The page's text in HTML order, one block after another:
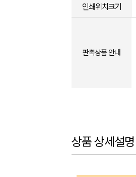
인쇄위치크기
판촉상품 안내
상품 상세설명